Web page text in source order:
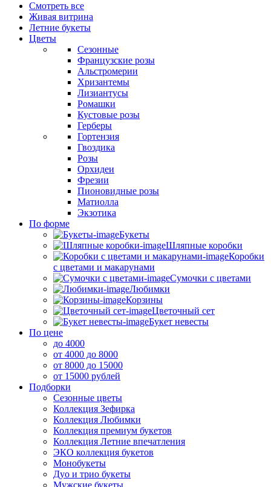
Смотреть все
Живая витрина
Летние букеты
Цветы
Сезонные
Французские розы
Альстромерии
Хризантемы
Лизиантусы
Ромашки
Кустовые розы
Герберы
Гортензия
Гвоздика
Розы
Орхидеи
Фрезии
Пионовидные розы
Матиолла
Экзотика
По форме
Букеты
Шляпные коробки
Коробки
с цветами и макарунами
Сумочки с цветами
Любимки
Корзины
Цветочный сет
Букет невесты
По цене
до 4000
от 4000 до 8000
от 8000 до 15000
от 15000 рублей
Подборки
Сезонные цветы
Коллекция Зефирка
Коллекция Любимки
Коллекция премиум букетов
Коллекция Летние впечатления
ЭКО коллекция букетов
Монобукеты
Дуо и трио букеты
Мужские букеты